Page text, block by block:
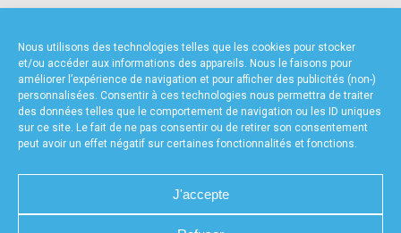
Nous utilisons des technologies telles que les cookies pour stocker
et/ou accéder aux informations des appareils. Nous le faisons pour
améliorer l’expérience de navigation et pour afficher des publicités (non-)
personnalisées. Consentir à ces technologies nous permettra de traiter
des données telles que le comportement de navigation ou les ID uniques
sur ce site. Le fait de ne pas consentir ou de retirer son consentement
peut avoir un effet négatif sur certaines fonctionnalités et fonctions.
J'accepte